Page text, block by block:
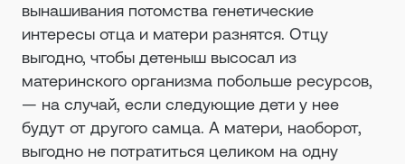
вынашивания потомства генетические
интересы отца и матери разнятся. Отцу
выгодно, чтобы детеныш высосал из
материнского организма побольше ресурсов,
— на случай, если следующие дети у нее
будут от другого самца. А матери, наоборот,
выгодно не потратиться целиком на одну